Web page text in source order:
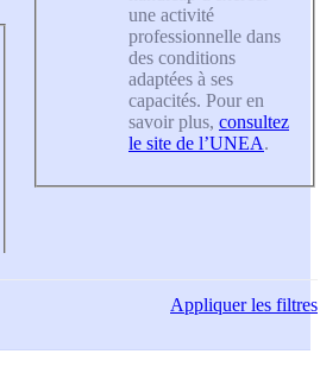
une activité
professionnelle dans
des conditions
adaptées à ses
capacités. Pour en
savoir plus, consultez
le site de l’UNEA.
Appliquerles filtres